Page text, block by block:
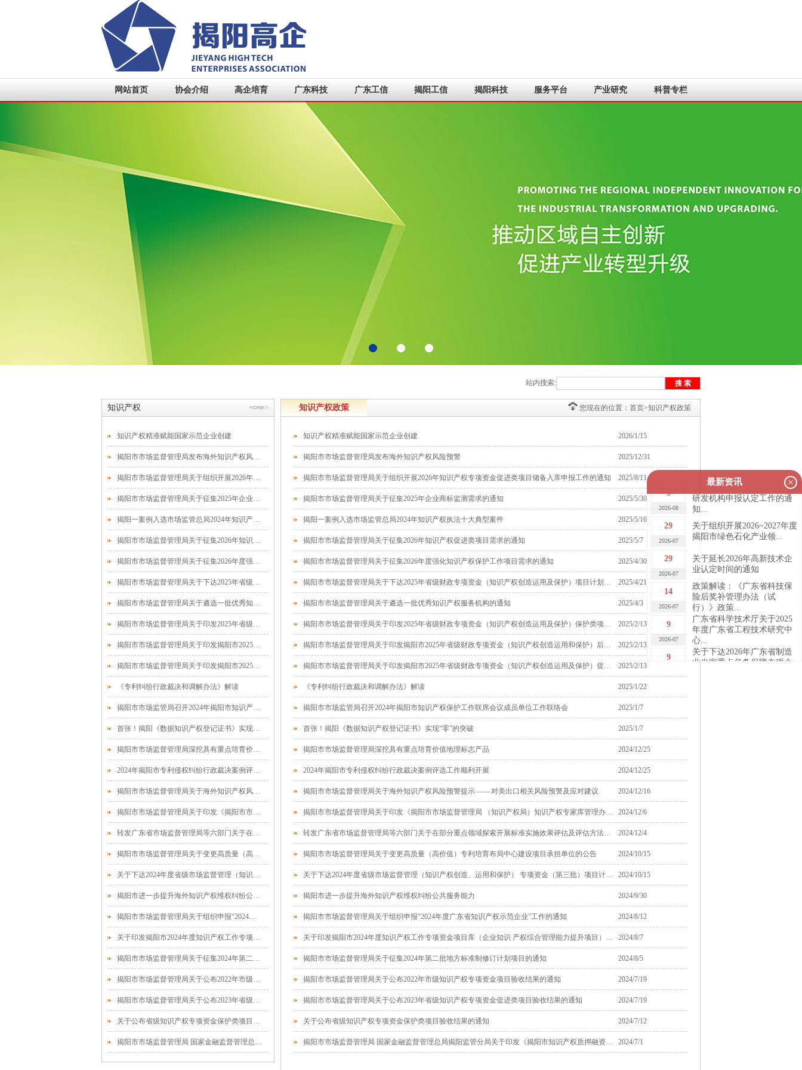
网站首页 协会介绍 高企培育 广东科技 广东工信 揭阳工信 揭阳科技 服务平台 产业研究 科普专栏
站内搜索:
知识产权
知识产权精准赋能国家示范企业创建
揭阳市市场监督管理局发布海外知识产权风险预警
揭阳市市场监督管理局关于组织开展2026年知识产权专项资金促进类项目储备入库申报工作的通知
揭阳市市场监督管理局关于征集2025年企业商标监测需求的通知
揭阳一案例入选市场监管总局2024年知识产权执法十大典型案件
揭阳市市场监督管理局关于征集2026年知识产权促进类项目需求的通知
揭阳市市场监督管理局关于征集2026年度强化知识产权保护工作项目需求的通知
揭阳市市场监督管理局关于下达2025年省级财政专项资金（知识产权创造运用及保护）项目计划的通知
揭阳市市场监督管理局关于遴选一批优秀知识产权服务机构的通知
揭阳市市场监督管理局关于印发2025年省级财政专项资金（知识产权创造运用及保护）保护类项目申报指南的通知
揭阳市市场监督管理局关于印发揭阳市2025年省级财政专项资金（知识产权创造运用和保护）后补助项目申报指南的通知
揭阳市市场监督管理局关于印发揭阳市2025年省级财政专项资金（知识产权创造运用及保护）促进类项目申报指南的通知
《专利纠纷行政裁决和调解办法》解读
揭阳市市场监管局召开2024年揭阳市知识产权保护工作联席会议成员单位工作联络会
首张！揭阳《数据知识产权登记证书》实现“零”的突破
揭阳市市场监督管理局深挖具有重点培育价值地理标志产品
2024年揭阳市专利侵权纠纷行政裁决案例评选工作顺利开展
揭阳市市场监督管理局关于海外知识产权风险预警提示 ——对美出口相关风险预警及应对建议
揭阳市市场监督管理局关于印发《揭阳市市场监督管理局 （知识产权局）知识产权专家库管理办法》的通知
转发广东省市场监督管理局等六部门关于在部分重点领域探索开展标准实施效果评估及评估方法推广工作的通知
揭阳市市场监督管理局关于变更高质量（高价值）专利培育布局中心建设项目承担单位的公告
关于下达2024年度省级市场监督管理（知识产权创造、运用和保护） 专项资金（第三批）项目计划的通知
揭阳市进一步提升海外知识产权维权纠纷公共服务能力
揭阳市市场监督管理局关于组织申报“2024年度广东省知识产权示范企业”工作的通知
关于印发揭阳市2024年度知识产权工作专项资金项目库（企业知识 产权综合管理能力提升项目）申报指南的通知
揭阳市市场监督管理局关于征集2024年第二批地方标准制修订计划项目的通知
揭阳市市场监督管理局关于公布2022年市级知识产权专项资金项目验收结果的通知
揭阳市市场监督管理局关于公布2023年省级知识产权专项资金促进类项目验收结果的通知
关于公布省级知识产权专项资金保护类项目验收结果的通知
揭阳市市场监督管理局 国家金融监督管理总局揭阳监管分局关于印发《揭阳市知识产权质押融资风险补偿金管理办法》的通知
知识产权政策 您现在的位置： 首页>知识产权政策
知识产权精准赋能国家示范企业创建 2026/1/15
揭阳市市场监督管理局发布海外知识产权风险预警 2025/12/31
揭阳市市场监督管理局关于组织开展2026年知识产权专项资金促进类项目储备入库申报工作的通知 2025/8/11
揭阳市市场监督管理局关于征集2025年企业商标监测需求的通知 2025/5/30
揭阳一案例入选市场监管总局2024年知识产权执法十大典型案件 2025/5/16
揭阳市市场监督管理局关于征集2026年知识产权促进类项目需求的通知 2025/5/7
揭阳市市场监督管理局关于征集2026年度强化知识产权保护工作项目需求的通知 2025/4/30
揭阳市市场监督管理局关于下达2025年省级财政专项资金（知识产权创造运用及保护）项目计划的通知 2025/4/21
揭阳市市场监督管理局关于遴选一批优秀知识产权服务机构的通知 2025/4/3
揭阳市市场监督管理局关于印发2025年省级财政专项资金（知识产权创造运用及保护）保护类项目申报指南的通知 2025/2/13
揭阳市市场监督管理局关于印发揭阳市2025年省级财政专项资金（知识产权创造运用和保护）后补助项目申报指南的通知 2025/2/13
揭阳市市场监督管理局关于印发揭阳市2025年省级财政专项资金（知识产权创造运用及保护）促进类项目申报指南的通知 2025/2/13
《专利纠纷行政裁决和调解办法》解读 2025/1/22
揭阳市市场监管局召开2024年揭阳市知识产权保护工作联席会议成员单位工作联络会 2025/1/7
首张！揭阳《数据知识产权登记证书》实现“零”的突破 2025/1/7
揭阳市市场监督管理局深挖具有重点培育价值地理标志产品 2024/12/25
2024年揭阳市专利侵权纠纷行政裁决案例评选工作顺利开展 2024/12/25
揭阳市市场监督管理局关于海外知识产权风险预警提示 ——对美出口相关风险预警及应对建议 2024/12/16
揭阳市市场监督管理局关于印发《揭阳市市场监督管理局 （知识产权局）知识产权专家库管理办法》的通知 2024/12/6
转发广东省市场监督管理局等六部门关于在部分重点领域探索开展标准实施效果评估及评估方法推广工作的通知 2024/12/4
揭阳市市场监督管理局关于变更高质量（高价值）专利培育布局中心建设项目承担单位的公告 2024/10/15
关于下达2024年度省级市场监督管理（知识产权创造、运用和保护） 专项资金（第三批）项目计划的通知 2024/10/15
揭阳市进一步提升海外知识产权维权纠纷公共服务能力 2024/9/30
揭阳市市场监督管理局关于组织申报“2024年度广东省知识产权示范企业”工作的通知 2024/8/12
关于印发揭阳市2024年度知识产权工作专项资金项目库（企业知识 产权综合管理能力提升项目）申报指南的通知 2024/8/7
揭阳市市场监督管理局关于征集2024年第二批地方标准制修订计划项目的通知 2024/8/5
揭阳市市场监督管理局关于公布2022年市级知识产权专项资金项目验收结果的通知 2024/7/19
揭阳市市场监督管理局关于公布2023年省级知识产权专项资金促进类项目验收结果的通知 2024/7/19
关于公布省级知识产权专项资金保护类项目验收结果的通知 2024/7/12
揭阳市市场监督管理局 国家金融监督管理总局揭阳监管分局关于印发《揭阳市知识产权质押融资风险补偿金管理办法》的通知 2024/7/1
最新资讯
关于开展2026年揭阳市新型
研发机构申报认定工作的通
知...
29
关于组织开展2026~2027年度
揭阳市绿色石化产业领...
29
关于延长2026年高新技术企
业认定时间的通知
14
政策解读：《广东省科技保
险后奖补管理办法（试
行）》政策...
9
2026-07
广东省科学技术厅关于2025
年度广东省工程技术研究中
心...
9
关于下达2026年广东省制造
业当家重点任务保障专项企
7
29
2020-11
×